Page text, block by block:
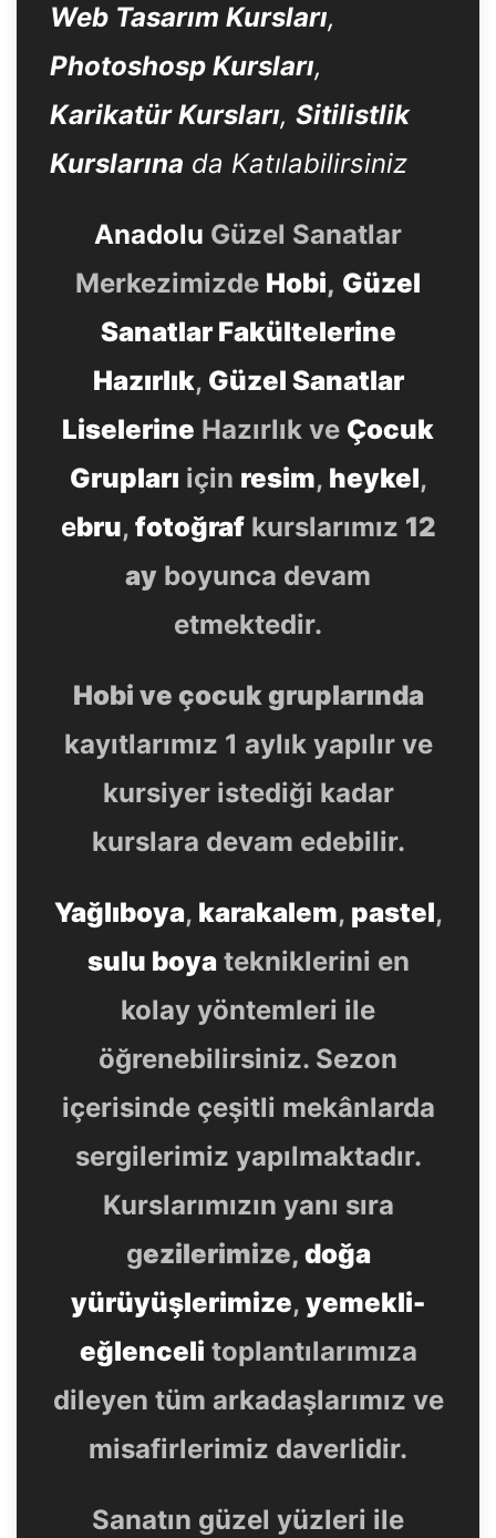
Web Tasarım Kursları,
Photoshosp Kursları,
Karikatür Kursları, Sitilistlik
Kurslarına da Katılabilirsiniz
Anadolu Güzel Sanatlar
Merkezimizde Hobi, Güzel
Sanatlar Fakültelerine
Hazırlık, Güzel Sanatlar
Liselerine Hazırlık ve Çocuk
Grupları için resim, heykel,
ebru, fotoğrafkurslarımız 12
ay boyunca devam
etmektedir.
Hobi ve çocuk gruplarında
kayıtlarımız 1 aylık yapılır ve
kursiyer istediği kadar
kurslara devam edebilir.
Yağlıboya, karakalem, pastel,
sulu boyatekniklerini en
kolay yöntemleri ile
öğrenebilirsiniz. Sezon
içerisinde çeşitli mekânlarda
sergilerimiz yapılmaktadır.
Kurslarımızın yanı sıra
gezilerimize, doğa
yürüyüşlerimize, yemekli-
eğlenceli toplantılarımıza
dileyen tüm arkadaşlarımız ve
misafirlerimiz daverlidir.
Sanatın güzel yüzleri ile